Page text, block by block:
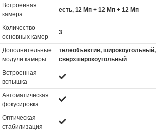
Встроенная
камера
есть, 12 Мп + 12 Мп + 12 Мп
Количество
основных камер
3
Дополнительные
модули камеры
телеобъектив, широкоугольный,
сверхширокоугольный
Встроенная
вспышка
Автоматическая
фокусировка
Оптическая
стабилизация